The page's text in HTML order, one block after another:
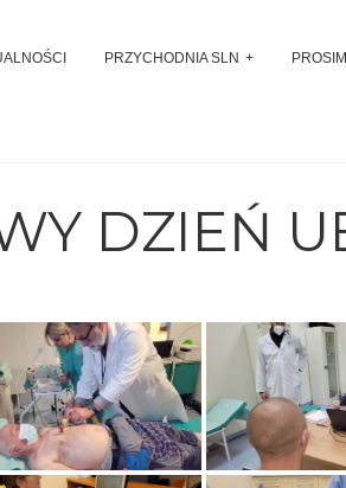
PRZYCHODNIA SLN
DZIEŃ